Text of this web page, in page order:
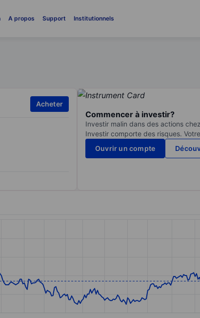
A propos Support Institutionnels
Acheter
Commencer à investir?
Investir malin dans des actions
Investir comporte des risques.
Ouvrir un compte
from 45.45 to 49.5.